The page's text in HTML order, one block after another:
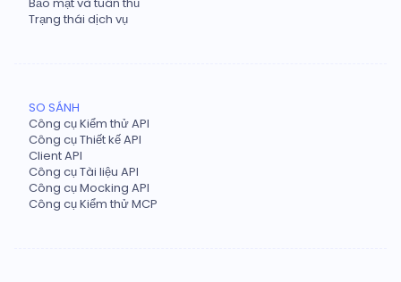
Trạng thái dịch vụ
SO SÁNH
Công cụ Kiểm thử API
Công cụ Thiết kế API
Client API
Công cụ Tài liệu API
Công cụ Mocking API
Công cụ Kiểm thử MCP